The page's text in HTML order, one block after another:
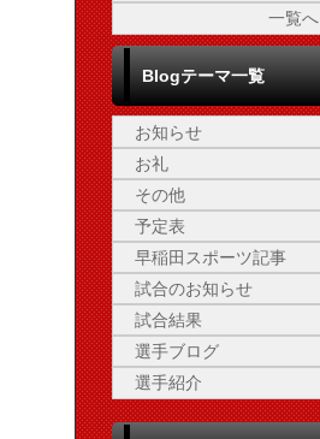
一覧へ
Blogテーマ一覧
お知らせ
お礼
その他
予定表
早稲田スポーツ記事
試合のお知らせ
試合結果
選手ブログ
選手紹介